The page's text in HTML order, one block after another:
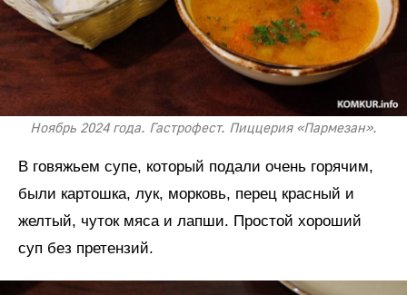
Ноябрь 2024 года. Гастрофест. Пиццерия «Пармезан».
В говяжьем супе, который подали очень горячим,
были картошка, лук, морковь, перец красный и
желтый, чуток мяса и лапши. Простой хороший
суп без претензий.